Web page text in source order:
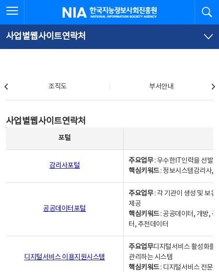
문
로
가
체
뉴
바
가
한국지능정보사회진흥원
사업별웹사이트연락처
조직도 부서안내
사업별웹사이트연락처
포털
감리사포털
주요업무: 우수한IT인력을 선발
핵심키워드: 정보시스템감리사,
공공데이터포털
주요업무: 각 기관이 생성 및 보
제공
핵심키워드: 공공데이터, 개방,
터, 추천데이터
디지털서비스 이용지원시스템
주요업무디지털서비스 활성화를
관리하는 시스템
핵심키워드: 디지털서비스 전문